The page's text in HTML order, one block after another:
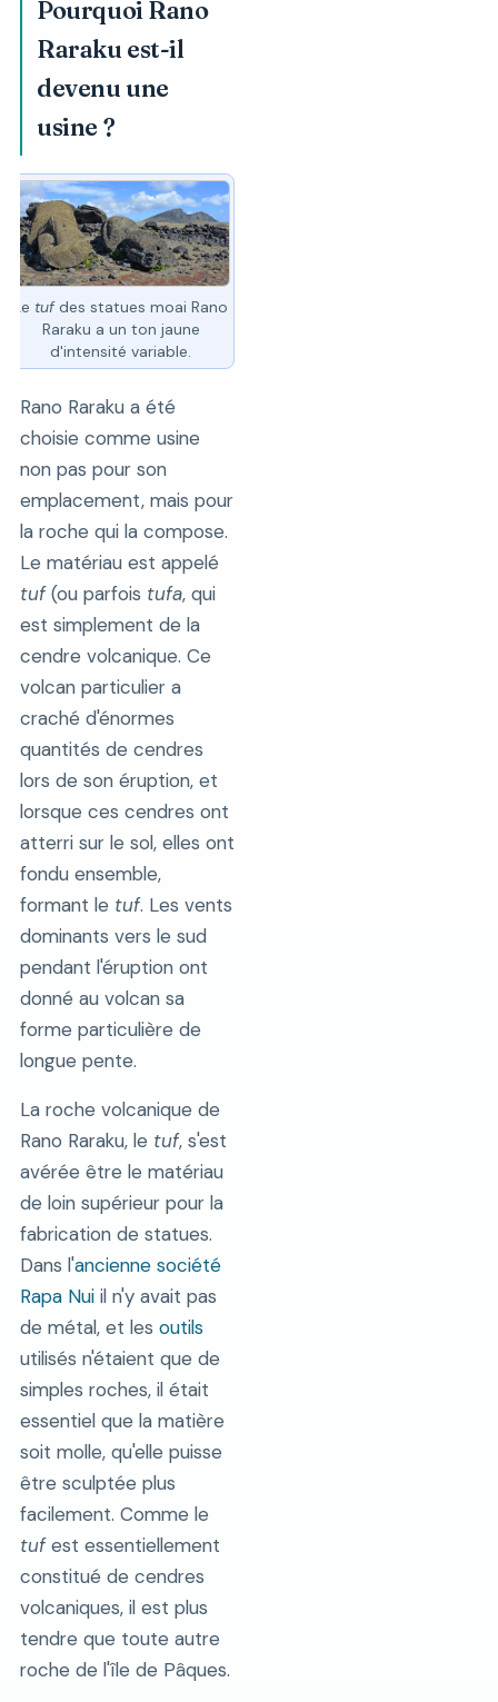
Pourquoi Rano
Raraku est-il
devenu une
usine ?
Le tufdes statues moai Rano
Raraku a un ton jaune
d'intensité variable.
Rano Raraku a été
choisie comme usine
non pas pour son
emplacement, mais pour
la roche qui la compose.
Le matériau est appelé
tuf(ou parfois tufa, qui
est simplement de la
cendre volcanique. Ce
volcan particulier a
craché d'énormes
quantités de cendres
lors de son éruption, et
lorsque ces cendres ont
atterri sur le sol, elles ont
fondu ensemble,
formant le tuf. Les vents
dominants vers le sud
pendant l'éruption ont
donné au volcan sa
forme particulière de
longue pente.
La roche volcanique de
Rano Raraku, le tuf, s'est
avérée être le matériau
de loin supérieur pour la
fabrication de statues.
Dans l'ancienne société
Rapa Nuiil n'y avait pas
de métal, et les outils
utilisés n'étaient que de
simples roches, il était
essentiel que la matière
soit molle, qu'elle puisse
être sculptée plus
facilement. Comme le
tufest essentiellement
constitué de cendres
volcaniques, il est plus
tendre que toute autre
roche de l'île de Pâques.